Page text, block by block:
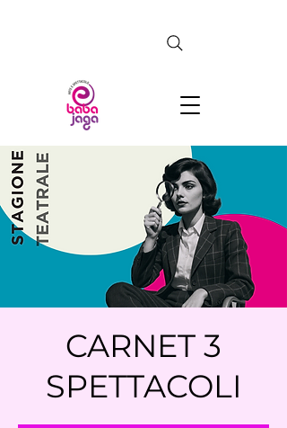
CARNET 3
SPETTACOLI